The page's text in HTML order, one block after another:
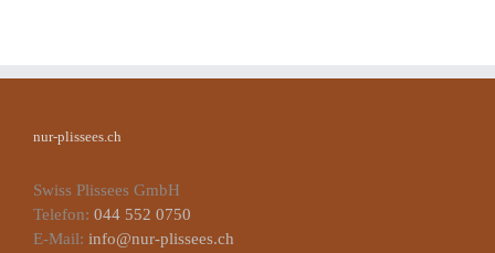
nur-plissees.ch
Swiss Plissees GmbH
Telefon: 044 552 0750
E-Mail: info@nur-plissees.ch